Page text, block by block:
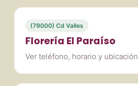
(79000) Cd Valles
Florería El Paraíso
Ver teléfono, horario y ubicación